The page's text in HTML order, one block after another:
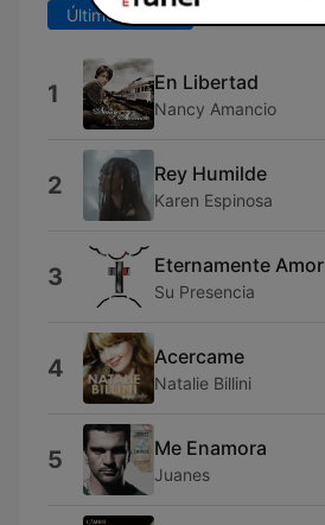
Últimos 7 días
1 En Libertad
Nancy Amancio
2 Rey Humilde
Karen Espinosa
3 Eternamente Amor
Su Presencia
4 Acercame
Natalie Billini
5 Me Enamora
Juanes